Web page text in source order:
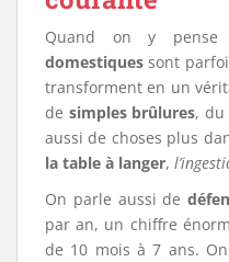
Quand on y pense
domestiques sont
transforment en un
de simples brûlures, du
aussi de choses plus
la table à langer,
On parle aussi de
par an, un chiffre
de 10 mois à 7 ans.